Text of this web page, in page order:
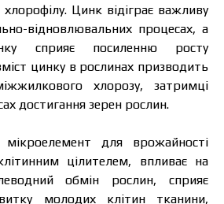
хлорофілу. Цинк відіграє важливу
відновлювальних процесах, а
сприяє посиленню росту
цинку в рослинах призводить
хлорозу, затримці
достигання зерен рослин.
для врожайності
цілителем, впливає на
обмін рослин, сприяє
молодих клітин тканини,